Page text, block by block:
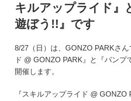
キルアップライド』
遊ぼう!!』です
8/27（日）は、GONZO PARKさ
ド @ GONZO PARK』と『パンプ
開催します。
『スキルアップライド @ GONZO